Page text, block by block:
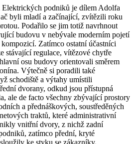
Elektrických podniků je dílem Adolfa
byli mladí a začínající, zvítězili roku
Podařilo se jim totiž navrhnout
budovu v nebývale moderním pojetí
Zatímco ostatní účastníci
stávající regulace, vítězové chytře
osu budovy orientovali směrem
Výtečně si poradili také
schodiště a výtahy umístili
dvorany, odkud jsou přístupná
ale de facto všechny zbývající prostory
a přednáškových, soustředěných
traktů, které administrativní
vnitřní dvory, z nichž zadní
zatímco přední, kryté
ke styku se zákazníky.